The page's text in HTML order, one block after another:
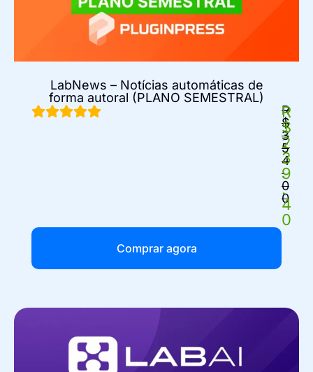
LabNews – Notícias automáticas de
forma autoral (PLANO SEMESTRAL)
R
$
3
5
4
.
0
0
R
$
2
3
9
.
4
0
Comprar agora